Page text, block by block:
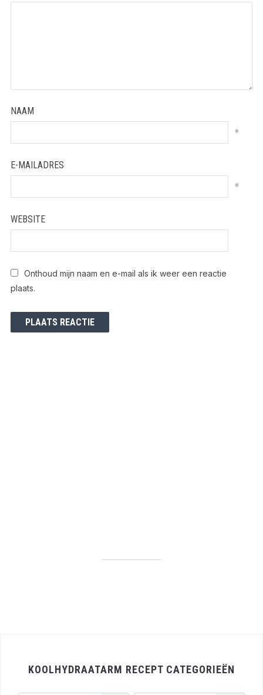
NAAM
*
E-MAILADRES
*
WEBSITE
Onthoud mijn naam en e-mail als ik weer een reactie
plaats.
KOOLHYDRAATARM RECEPT CATEGORIEËN